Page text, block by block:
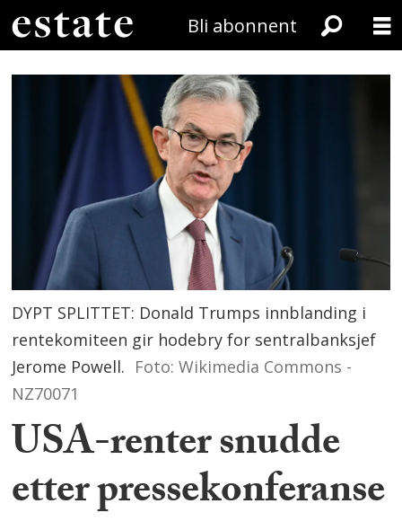
Bli abonnent
DYPT SPLITTET: Donald Trumps innblanding i
rentekomiteen gir hodebry for sentralbanksjef
Jerome Powell. Foto: Wikimedia Commons -
NZ70071
USA-renter snudde
etter pressekonferanse